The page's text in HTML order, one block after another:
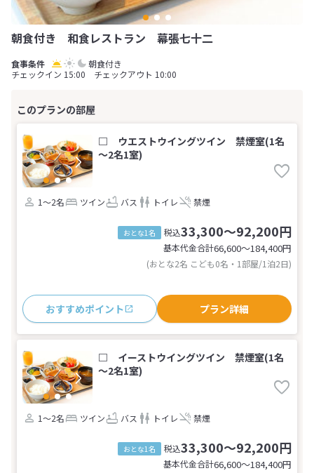
朝食付き 和食レストラン 幕張七十二
朝食付き
チェックイン 15:00 チェックアウト 10:00
□ ウエストウイングツイン 禁煙室(1名
～2名1室)
1～2名 ツイン バス トイレ 禁煙
おとな1名 税込33,300～92,200円
基本代金合計66,600〜184,400円
(おとな2名 こども0名・1部屋/1泊2日)
おすすめポイント プラン詳細
□ イーストウイングツイン 禁煙室(1名
～2名1室)
1～2名 ツイン バス トイレ 禁煙
おとな1名 税込33,300～92,200円
基本代金合計66,600〜184,400円